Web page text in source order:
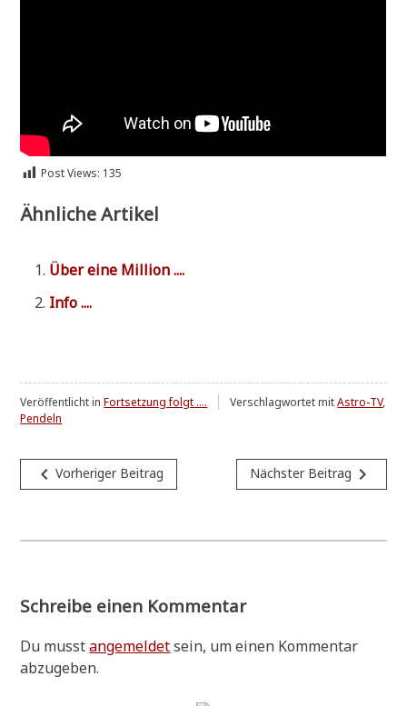
Post Views: 135
Ähnliche Artikel
Über eine Million ....
Info ....
Veröffentlicht inFortsetzung folgt .... Verschlagwortet mitAstro-TV,
Pendeln
Beitragsnavigation
navigate_beforeVorheriger Beitrag Nächster Beitrag navigate_next
Schreibe einen Kommentar
Du musstangemeldetsein, um einen Kommentar
abzugeben.